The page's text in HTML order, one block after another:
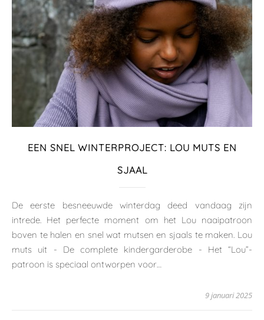
EEN SNEL WINTERPROJECT: LOU MUTS EN
SJAAL
De eerste besneeuwde winterdag deed vandaag zijn
intrede. Het perfecte moment om het Lou naaipatroon
boven te halen en snel wat mutsen en sjaals te maken. Lou
muts uit - De complete kindergarderobe - Het “Lou”-
patroon is speciaal ontworpen voor…
9 januari 2025